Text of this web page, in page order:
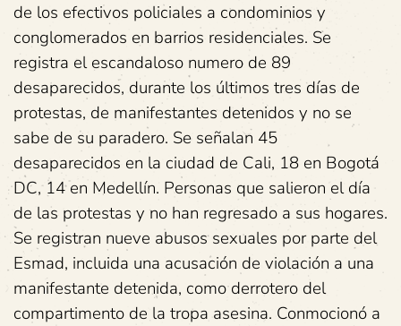
de los efectivos policiales a condominios y
conglomerados en barrios residenciales. Se
registra el escandaloso numero de 89
desaparecidos, durante los últimos tres días de
protestas, de manifestantes detenidos y no se
sabe de su paradero. Se señalan 45
desaparecidos en la ciudad de Cali, 18 en Bogotá
DC, 14 en Medellín. Personas que salieron el día
de las protestas y no han regresado a sus hogares.
Se registran nueve abusos sexuales por parte del
Esmad, incluida una acusación de violación a una
manifestante detenida, como derrotero del
compartimento de la tropa asesina. Conmocionó a